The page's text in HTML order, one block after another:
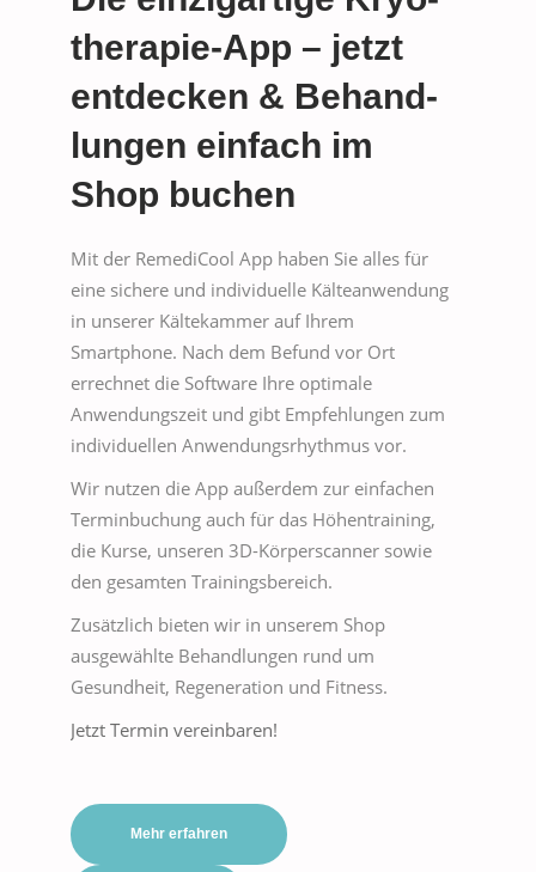
the­ra­pie-App – jetzt
ent­de­cken & Be­hand­
lun­gen einfach im
Shop buchen
Mit der RemediCool App haben Sie alles für
eine sichere und individuelle Kälteanwendung
in unserer Kältekammer auf Ihrem
Smartphone. Nach dem Befund vor Ort
errechnet die Software Ihre optimale
Anwendungszeit und gibt Empfehlungen zum
individuellen Anwendungsrhythmus vor.
Wir nutzen die App außerdem zur einfachen
Terminbuchung auch für das Höhentraining,
die Kurse, unseren 3D-Körperscanner sowie
den gesamten Trainingsbereich.
Zusätzlich bieten wir in unserem Shop
ausgewählte Behandlungen rund um
Gesundheit, Regeneration und Fitness.
Jetzt Termin vereinbaren!
Mehr erfahren